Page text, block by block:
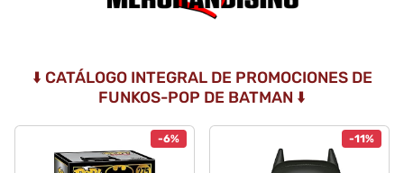
⬇️ CATÁLOGO INTEGRAL DE PROMOCIONES DE
FUNKOS-POP DE BATMAN ⬇️
-6% -11%